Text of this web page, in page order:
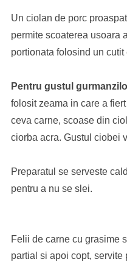
Un ciolan de porc
permite scoaterea usoara
portionata folosind un
Pentru gustul
folosit zeama in care a
ceva carne, scoase din
ciorba acra. Gustul ciobei
Preparatul se serveste
pentru a nu se slei.
Felii de carne cu grasime
partial si apoi copt, servite